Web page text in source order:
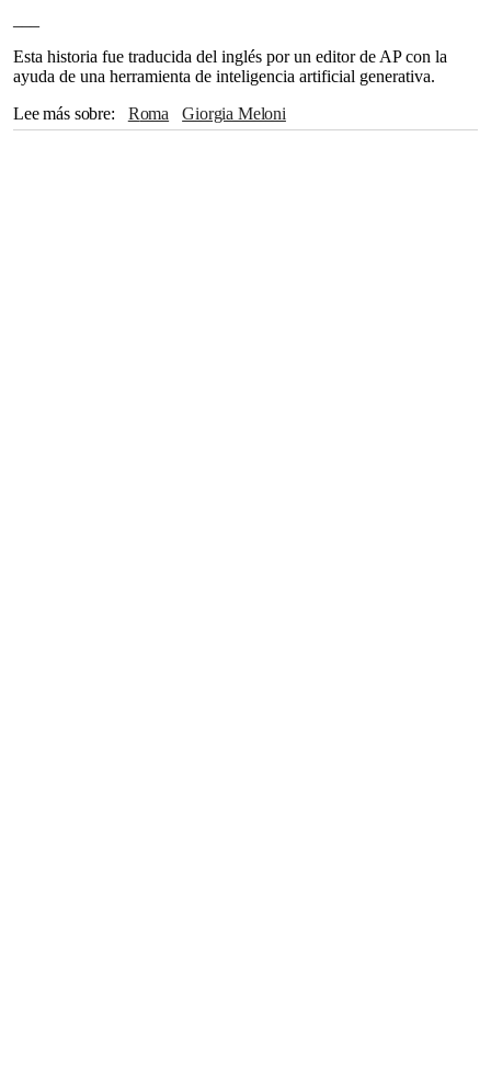
Esta historia fue traducida del inglés por un editor de AP con la
ayuda de una herramienta de inteligencia artificial generativa.
Lee más sobre
Roma Giorgia Meloni